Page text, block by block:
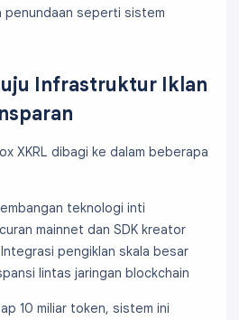
penundaan seperti sistem
Infrastruktur Iklan
XKRL dibagi ke dalam beberapa
teknologi inti
mainnet dan SDK kreator
pengiklan skala besar
lintas jaringan blockchain
10 miliar token, sistem ini